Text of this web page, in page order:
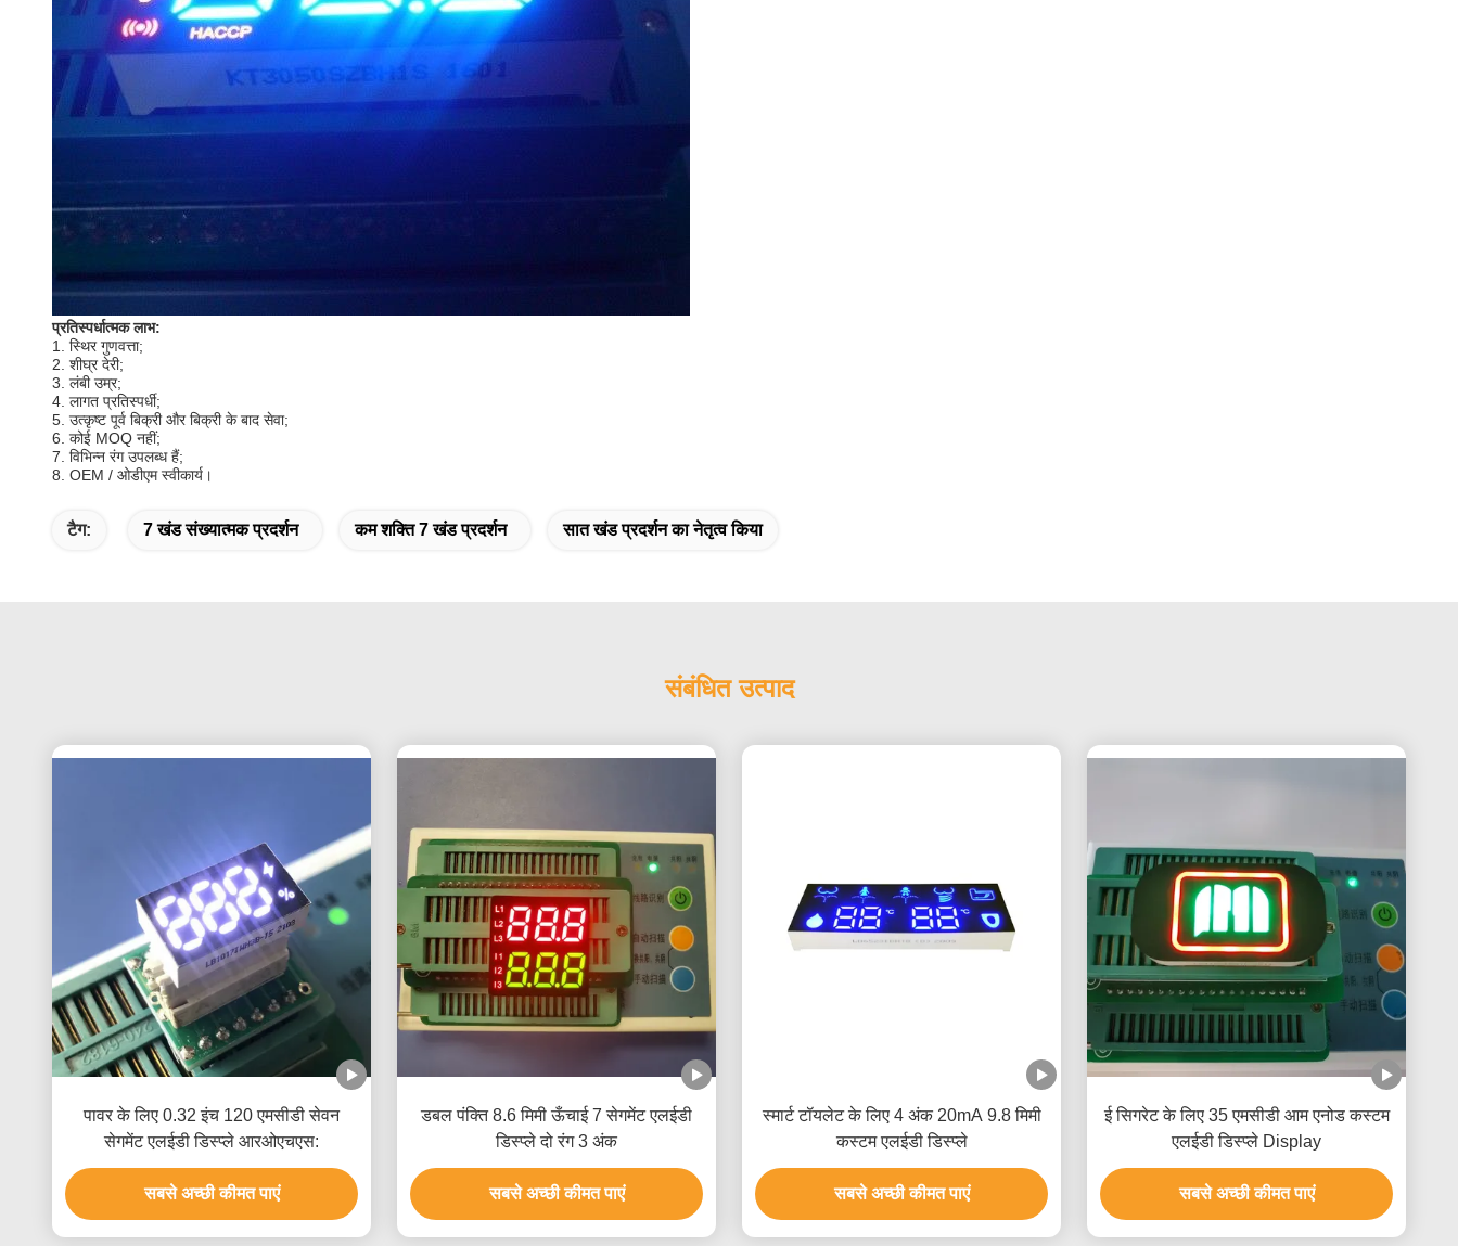
प्रतिस्पर्धात्मक लाभ:
1. स्थिर गुणवत्ता;
2. शीघ्र देरी;
3. लंबी उम्र;
4. लागत प्रतिस्पर्धी;
5. उत्कृष्ट पूर्व बिक्री और बिक्री के बाद सेवा;
6. कोई MOQ नहीं;
7. विभिन्न रंग उपलब्ध हैं;
8. OEM / ओडीएम स्वीकार्य।
टैग: 7 खंड संख्यात्मक प्रदर्शन कम शक्ति 7 खंड प्रदर्शन सात खंड प्रदर्शन का नेतृत्व किया
संबंधित उत्पाद
पावर के लिए 0.32 इंच 120 एमसीडी सेवन
सेगमेंट एलईडी डिस्प्ले आरओएचएस:
सबसे अच्छी कीमत पाएं
डबल पंक्ति 8.6 मिमी ऊँचाई 7 सेगमेंट एलईडी
डिस्प्ले दो रंग 3 अंक
सबसे अच्छी कीमत पाएं
स्मार्ट टॉयलेट के लिए 4 अंक 20mA 9.8 मिमी
कस्टम एलईडी डिस्प्ले
सबसे अच्छी कीमत पाएं
ई सिगरेट के लिए 35 एमसीडी आम एनोड कस्टम
एलईडी डिस्प्ले Display
सबसे अच्छी कीमत पाएं